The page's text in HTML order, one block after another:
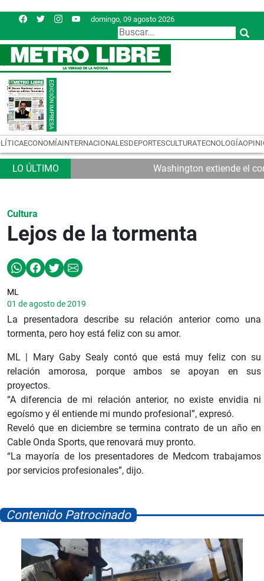
domingo, 09 agosto 2026
ECONOMÍAINTERNACIONALESDEPORTESCULTURATECNOLOGÍA
Washington extiende el
Cultura
Lejos de la tormenta
ML
01 de agosto de 2019
La presentadora describe su relación anterior como una
tormenta, pero hoy está feliz con su amor.
ML | Mary Gaby Sealy contó que está muy feliz con su
relación amorosa, porque ambos se apoyan en sus
proyectos.
“A diferencia de mi relación anterior, no existe envidia ni
egoísmo y él entiende mi mundo profesional”, expresó.
Reveló que en diciembre se termina contrato de un año en
Cable Onda Sports, que renovará muy pronto.
“La mayoría de los presentadores de Medcom trabajamos
por servicios profesionales”, dijo.
Contenido Patrocinado